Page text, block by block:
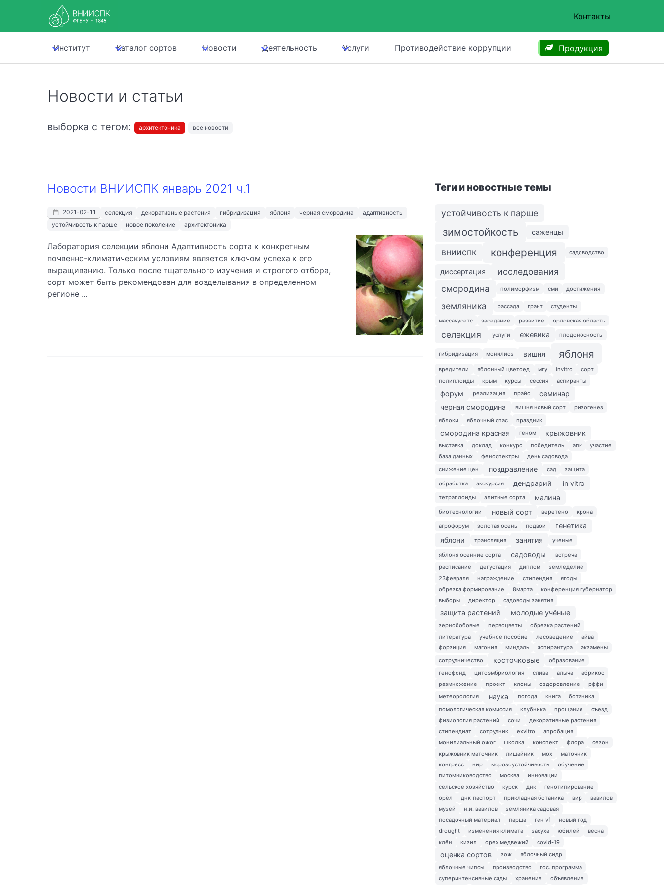
Контакты
Институт Каталог сортов Новости Деятельность Услуги Противодействие коррупции Продукция
Новости и статьи
выборка с тегом: архитектоника все новости
Новости ВНИИСПК январь 2021 ч.1
2021-02-11 селекция декоративные растения гибридизация яблоня черная смородина
адаптивность
устойчивость к парше
новое поколение архитектоника
Лаборатория селекции яблони Адаптивность сорта к конкретным
почвенно-климатическим условиям является ключом успеха к его
выращиванию. Только после тщательного изучения и строгого отбора,
сорт может быть рекомендован для возделывания в определенном
регионе ...
Теги и новостные темы
устойчивость к парше
зимостойкость саженцы
внииспк конференция садоводство
диссертация
исследования
смородина
полиморфизм сми достижения
земляника рассада грант студенты
массачусетс заседание развитие орловская область
селекция услуги ежевика плодоносность
гибридизация монилиоз вишня яблоня
вредители яблонный цветоед мгу invitro
сорт
полиплоиды
крым курсы сессия аспиранты
форум реализация прайс
семинар
черная смородина
вишня новый сорт
ризогенез
яблоки
яблочный спас праздник
смородина красная геном крыжовник
выставка доклад конкурс победитель апк
участие
база данных
феноспектры
день садовода
снижение цен
поздравление сад защита
обработка экскурсия дендрарий in vitro
тетраплоиды элитные сорта малина
биотехнологии новый сорт веретено крона
агрофорум золотая осень подвои
генетика
яблони
трансляция занятия ученые
яблоня осенние сорта садоводы
встреча
расписание
дегустация диплом
земледелие
23февраля
награждение стипендия
ягоды
обрезка формирование
8марта
конференция губернатор
выборы
директор садоводы занятия
защита растений молодые учёные
зернобобовые первоцветы
обрезка растений
литература
учебное пособие лесоведение
айва
форзиция
магония миндаль аспирантура
экзамены
сотрудничество
косточковые
образование
генофонд
цитоэмбриология слива алыча
абрикос
размножение
проект клоны оздоровление
рффи
метеорология
наука погода книга
ботаника
помологическая комиссия
клубника прощание
съезд
физиология растений
сочи
декоративные растения
стипендиат
сотрудник exvitro
апробация
монилиальный ожог
школка конспект флора
сезон
крыжовник маточник
лишайник мох
маточник
конгресс
нир морозоустойчивость
обучение
питомниководство
москва
инновации
сельское хозяйство
курск днк
генотипирование
орёл
днк-паспорт прикладная ботаника вир
вавилов
музей
н.и. вавилов
земляника садовая
посадочный материал
парша ген vf
новый год
drought
изменения климата засуха юбилей
весна
клён
кизил орех медвежий covid-19
оценка сортов зож
яблочный сидр
яблочные чипсы
производство
гос. программа
суперинтенсивные сады
хранение
объявление